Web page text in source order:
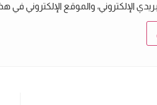
الإلكتروني، والموقع الإلكتروني في